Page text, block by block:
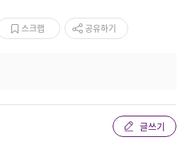
스크랩 공유하기
글쓰기